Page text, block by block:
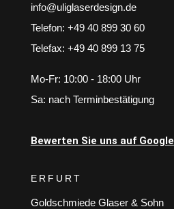
info@uliglaserdesign.de
Telefon: +49 40 899 30 60
Telefax: +49 40 899 13 75
Mo-Fr: 10:00 - 18:00 Uhr
Sa: nach Terminbestätigung
Bewerten Sie uns auf Google
ERFURT
Goldschmiede Glaser & Sohn